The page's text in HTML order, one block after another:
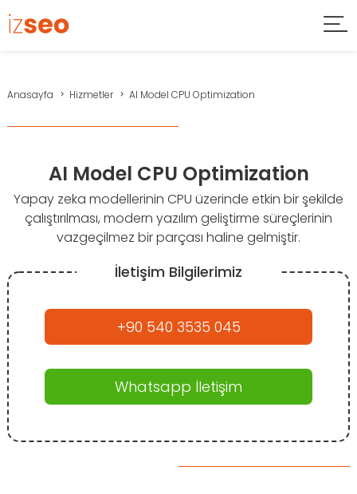
Anasayfa Hizmetler AI Model CPU Optimization
AI Model CPU Optimization
Yapay zeka modellerinin CPU üzerinde etkin bir şekilde
çalıştırılması, modern yazılım geliştirme süreçlerinin
vazgeçilmez bir parçası haline gelmiştir.
İletişim Bilgilerimiz
+90 540 3535 045
Whatsapp İletişim